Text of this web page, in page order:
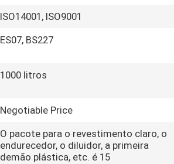
ISO14001, ISO9001
ES07, BS227
1000 litros
Negotiable Price
O pacote para o revestimento claro, o
endurecedor, o diluidor, a primeira
demão plástica, etc. é 15